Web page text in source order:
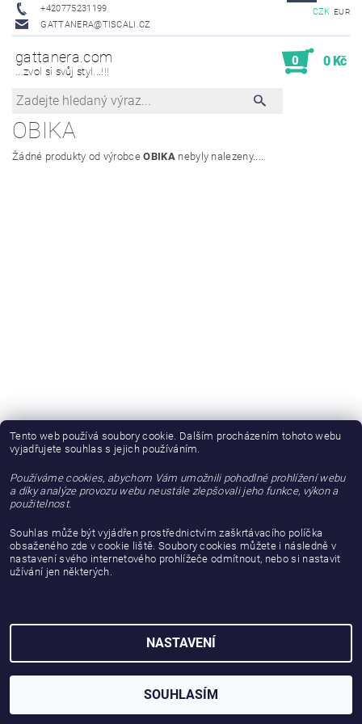
+420775231199
GATTANERA@TISCALI.CZ
CZK EUR
gattanera.com
...zvol si svůj styl...!!!
0 0 Kč
OBIKA
Žádné produkty od výrobceOBIKAnebyly nalezeny....
Tento web používá soubory cookie. Dalším procházením tohoto webu
vyjadřujete souhlas s jejich používáním.
Používáme cookies, abychom Vám umožnili pohodlné prohlížení webu
a díky analýze provozu webu neustále zlepšovali jeho funkce, výkon a
použitelnost.
Souhlas může být vyjádřen prostřednictvím zaškrtávacího políčka
obsaženého zde v cookie liště. Soubory cookies můžete i následně v
nastavení svého internetového prohlížeče odmítnout, nebo si nastavit
užívání jen některých.
NASTAVENÍ
SOUHLASÍM